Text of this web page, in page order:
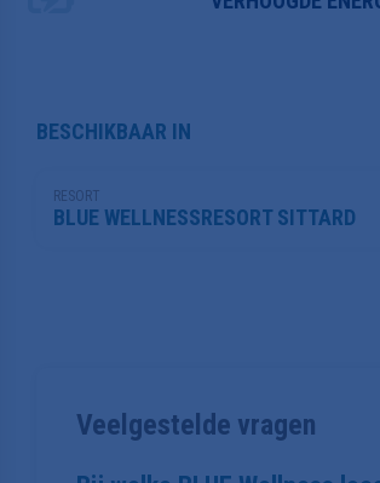
BESCHIKBAAR IN
RESORT
BLUE WELLNESSRESORT SITTARD
Veelgestelde vragen